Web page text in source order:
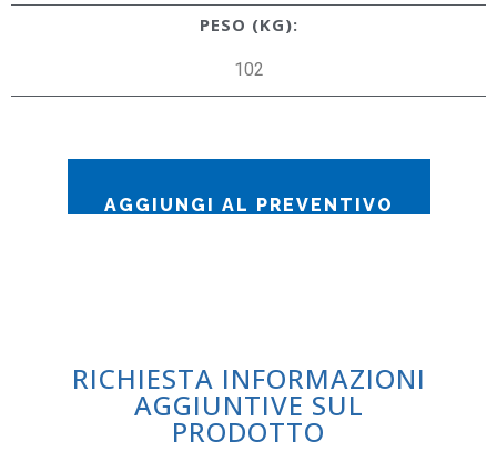
PESO (KG):
102
AGGIUNGI AL PREVENTIVO
RICHIESTA INFORMAZIONI
AGGIUNTIVE SUL
PRODOTTO